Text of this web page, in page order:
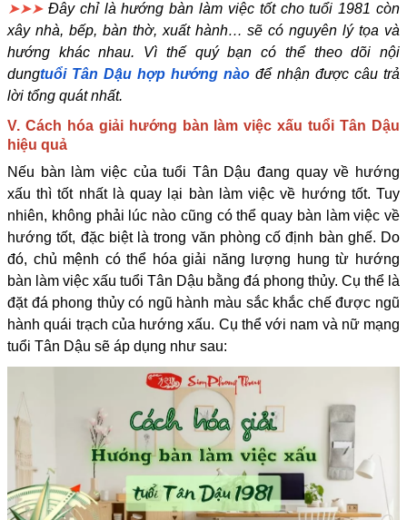
➤➤➤ Đây chỉ là hướng bàn làm việc tốt cho tuổi 1981 còn
xây nhà, bếp, bàn thờ, xuất hành… sẽ có nguyên lý tọa và
hướng khác nhau. Vì thế quý bạn có thể theo dõi nội
dungtuổi Tân Dậu hợp hướng nào để nhận được câu trả
lời tổng quát nhất.
V. Cách hóa giải hướng bàn làm việc xấu tuổi Tân Dậu
hiệu quả
Nếu bàn làm việc của tuổi Tân Dậu đang quay về hướng
xấu thì tốt nhất là quay lại bàn làm việc về hướng tốt. Tuy
nhiên, không phải lúc nào cũng có thể quay bàn làm việc về
hướng tốt, đặc biệt là trong văn phòng cố định bàn ghế. Do
đó, chủ mệnh có thể hóa giải năng lượng hung từ hướng
bàn làm việc xấu tuổi Tân Dậu bằng đá phong thủy. Cụ thể là
đặt đá phong thủy có ngũ hành màu sắc khắc chế được ngũ
hành quái trạch của hướng xấu. Cụ thể với nam và nữ mạng
tuổi Tân Dậu sẽ áp dụng như sau: